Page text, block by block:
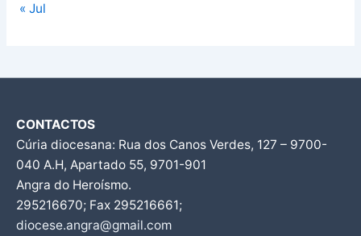
« Jul
CONTACTOS
Cúria diocesana: Rua dos Canos Verdes, 127 – 9700-
040 A.H, Apartado 55, 9701-901
Angra do Heroísmo.
295216670; Fax 295216661;
diocese.angra@gmail.com